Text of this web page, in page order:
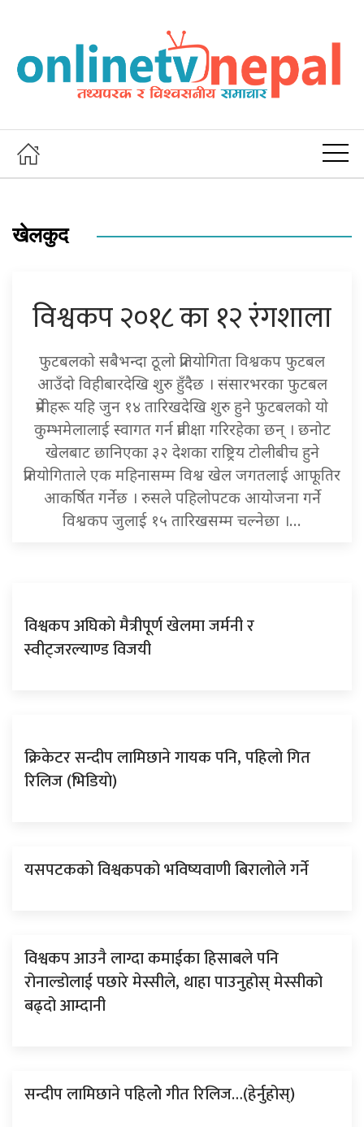
खेलकुद
विश्वकप २०१८ का १२ रंगशाला
फुटबलको सबैभन्दा ठूलो प्रतियोगिता विश्वकप फुटबल
आउँदो विहीबारदेखि शुरु हुँदैछ । संसारभरका फुटबल
प्रेमीहरू यहि जुन १४ तारिखदेखि शुरु हुने फुटबलको यो
कुम्भमेलालाई स्वागत गर्न प्रतीक्षा गरिरहेका छन् । छनोट
खेलबाट छानिएका ३२ देशका राष्ट्रिय टोलीबीच हुने
प्रतियोगिताले एक महिनासम्म विश्व खेल जगतलाई आफूतिर
आकर्षित गर्नेछ । रुसले पहिलोपटक आयोजना गर्ने
विश्वकप जुलाई १५ तारिखसम्म चल्नेछा ।…
विश्वकप अघिकाे मैत्रीपूर्ण खेलमा जर्मनी र
स्वीट्जरल्याण्ड विजयी
क्रिकेटर सन्दीप लामिछाने गायक पनि, पहिलाे गित
रिलिज (भिडियाे)
यसपटकको विश्वकपको भविष्यवाणी बिरालोले गर्ने
विश्वकप आउनै लाग्दा कमाईका हिसाबले पनि
रोनाल्डोलाई पछारे मेस्सीले, थाहा पाउनुहोस् मेस्सीको
बढ्दो आम्दानी
सन्दीप लामिछाने पहिलोे गीत रिलिज…(हेर्नुहोस्)